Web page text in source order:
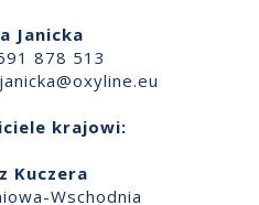
Janicka
878 513
krajowi:
Kuczera
Wschodnia